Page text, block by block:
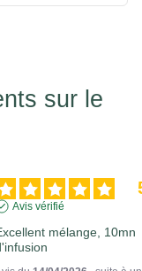
sur le
Avis vérifié
mélange, 10mn